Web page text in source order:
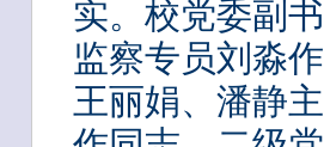
实。校党委副
监察专员刘淼
王丽娟、潘静